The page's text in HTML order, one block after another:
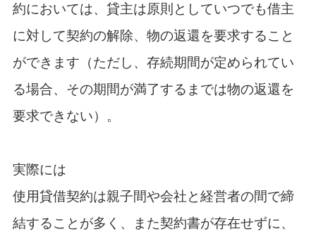
約においては、貸主は原則としていつでも借主
に対して契約の解除、物の返還を要求すること
ができます（ただし、存続期間が定められてい
る場合、その期間が満了するまでは物の返還を
要求できない）。
実際には
使用貸借契約は親子間や会社と経営者の間で締
結することが多く、また契約書が存在せずに、